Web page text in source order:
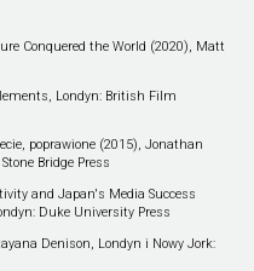
Conquered the World (2020), Matt
Londyn: British Film
poprawione (2015), Jonathan
Bridge Press
and Japan's Media Success
Duke University Press
Denison, Londyn i Nowy Jork: